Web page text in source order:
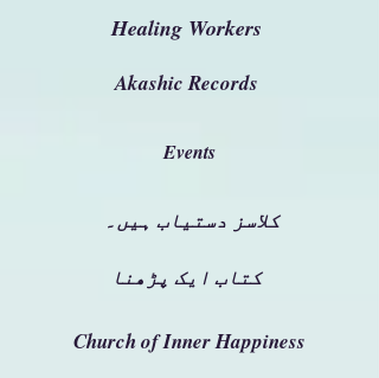
Healing Workers
Akashic Records
Events
کلاسز دستیاب ہیں۔
کتاب ایک پڑھنا
Church of Inner Happiness